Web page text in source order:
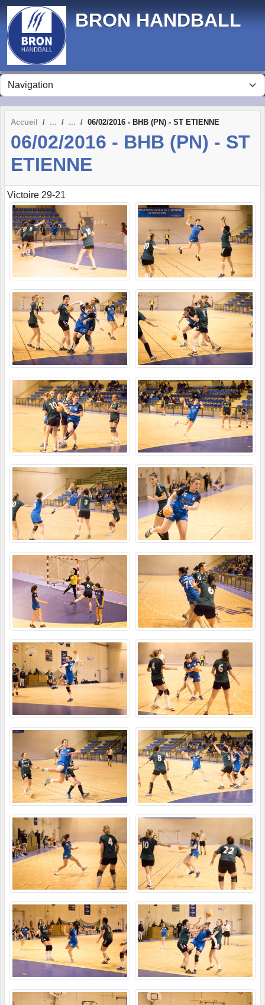
BRON HANDBALL
Accueil 06/02/2016 - BHB (PN) - ST ETIENNE
06/02/2016 - BHB (PN) - ST
ETIENNE
Victoire 29-21
Panneau de gestion des cookies